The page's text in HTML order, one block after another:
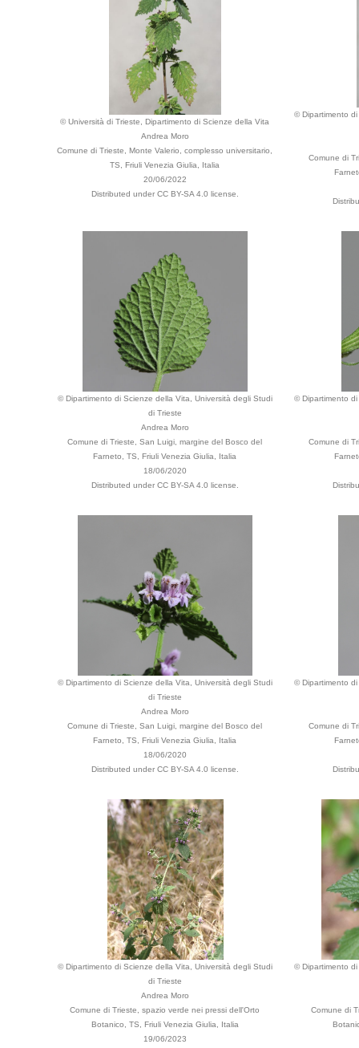
© Università di Trieste, Dipartimento di Scienze della Vita
Andrea Moro
Comune di Trieste, Monte Valerio, complesso universitario,
TS, Friuli Venezia Giulia, Italia
20/06/2022
Distributed under CC BY-SA 4.0 license.
© Dipartimento
Comune di
© Dipartimento di Scienze della Vita, Università degli Studi
di Trieste
Andrea Moro
Comune di Trieste, San Luigi, margine del Bosco del
Farneto, TS, Friuli Venezia Giulia, Italia
18/06/2020
Distributed under CC BY-SA 4.0 license.
© Dipartimento
Comune di
© Dipartimento di Scienze della Vita, Università degli Studi
di Trieste
Andrea Moro
Comune di Trieste, San Luigi, margine del Bosco del
Farneto, TS, Friuli Venezia Giulia, Italia
18/06/2020
Distributed under CC BY-SA 4.0 license.
© Dipartimento
Comune di
© Dipartimento di Scienze della Vita, Università degli Studi
di Trieste
Andrea Moro
Comune di Trieste, spazio verde nei pressi dell'Orto
Botanico, TS, Friuli Venezia Giulia, Italia
19/06/2023
© Dipartimento
Comune di